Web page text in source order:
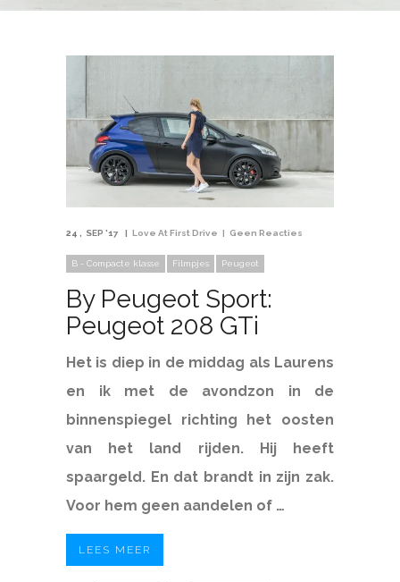
24 SEP '17 Love At First Drive Geen Reacties
B - Compacte klasse Filmpjes Peugeot
By Peugeot Sport:
Peugeot 208 GTi
Het is diep in de middag als Laurens
en ik met de avondzon in de
binnenspiegel richting het oosten
van het land rijden. Hij heeft
spaargeld. En dat brandt in zijn zak.
Voor hem geen aandelen of …
LEES MEER